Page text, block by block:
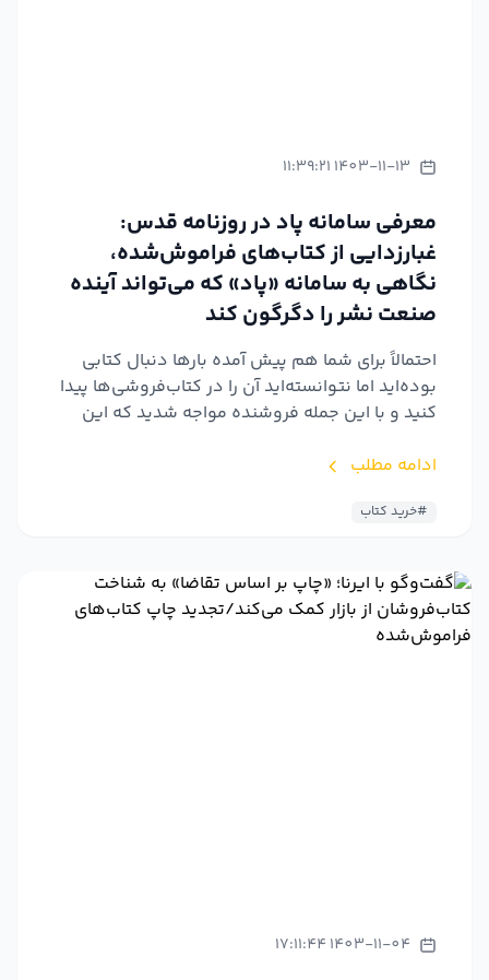
1403-11-13 11:39:21
معرفی سامانه پاد در روزنامه قدس:
غبارزدایی از کتاب‌های فراموش‌شده،
نگاهی به سامانه «پاد» که می‌تواند آینده
صنعت نشر را دگرگون کند
احتمالاً برای شما هم پیش آمده بارها دنبال کتابی
بوده‌اید اما نتوانسته‌اید آن را در کتاب‌فروشی‌ها پیدا
کنید و با این جمله فروشنده مواجه شدید که این
ادامه مطلب
#خرید کتاب
1403-11-04 17:11:44